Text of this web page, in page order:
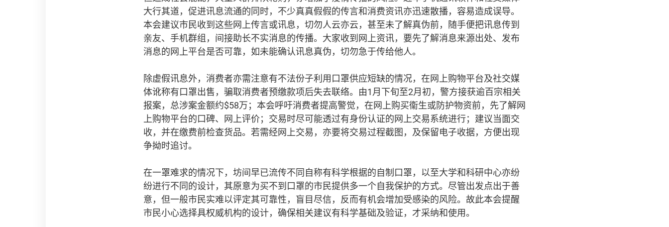
大行其道，促进讯息流通的同时，不少真真假假的传言和消费资讯亦迅速散播，容易造成误导。
本会建议市民收到这些网上传言或讯息，切勿人云亦云，甚至未了解真伪前，随手便把讯息传到
亲友、手机群组，间接助长不实消息的传播。大家收到网上资讯，要先了解消息来源出处、发布
消息的网上平台是否可靠，如未能确认讯息真伪，切勿急于传给他人。
除虚假讯息外，消费者亦需注意有不法份子利用口罩供应短缺的情况，在网上购物平台及社交媒
体讹称有口罩出售，骗取消费者预缴款项后失去联络。由1月下旬至2月初，警方接获逾百宗相关
报案，总涉案金额约$58万；本会呼吁消费者提高警觉，在网上购买衞生或防护物资前，先了解网
上购物平台的口碑、网上评价；交易时尽可能透过有身份认证的网上交易系统进行；建议当面交
收，并在缴费前检查货品。若需经网上交易，亦要将交易过程截图，及保留电子收据，方便出现
争拗时追讨。
在一罩难求的情况下，坊间早已流传不同自称有科学根据的自制口罩，以至大学和科研中心亦纷
纷进行不同的设计，其原意为买不到口罩的市民提供多一个自我保护的方式。尽管出发点出于善
意，但一般市民实难以评定其可靠性，盲目尽信，反而有机会增加受感染的风险。故此本会提醒
市民小心选择具权威机构的设计，确保相关建议有科学基础及验证，才采纳和使用。